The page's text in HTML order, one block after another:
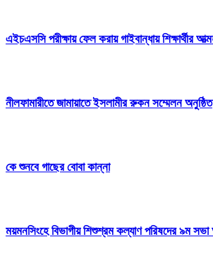
এইচএসসি পরীক্ষায় ফেল করায় গাইবান্ধায় শিক্ষার্থীর
নীলফামারীতে জামায়াতে ইসলামীর রুকন সম্মেলন অনুষ্ঠিত
কে শুনবে গাছের বোবা কান্না
ময়মনসিংহে বিভাগীয় শিশুশ্রম কল্যাণ পরিষদের ৯ম সভা